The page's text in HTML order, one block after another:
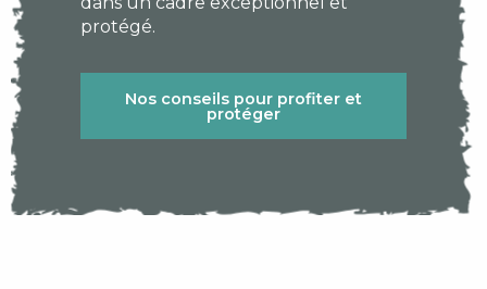
protégé.
Nos conseils pour profiter et
protéger